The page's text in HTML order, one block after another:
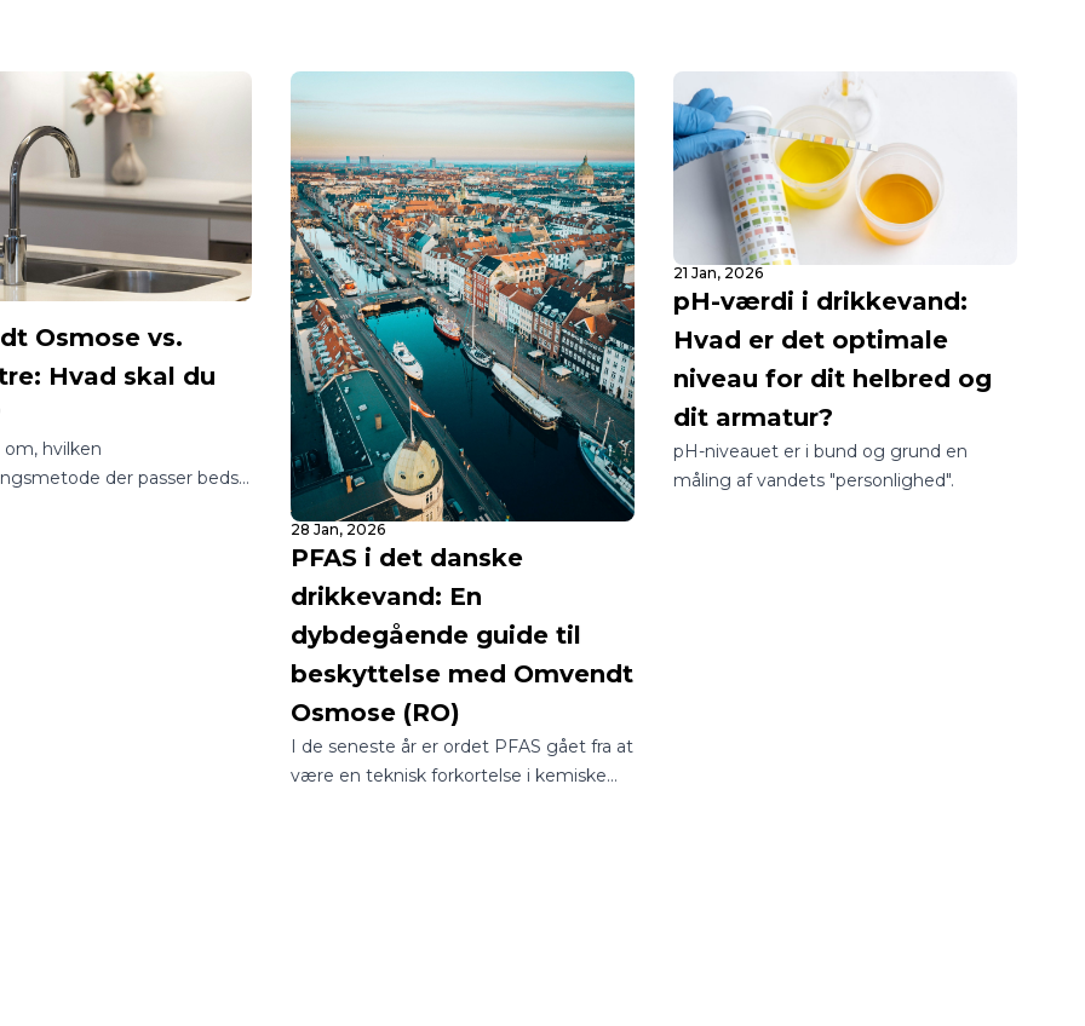
Osmose vs.
Hvad skal du
om, hvilken
der passer bedst
28 Jan, 2026
PFAS i det danske
drikkevand: En
dybdegående guide til
beskyttelse med Omvendt
Osmose (RO)
I de seneste år er ordet PFAS gået fra at
være en teknisk forkortelse i kemiske
21 Jan, 2026
pH-værdi i drikkevand:
Hvad er det optimale
niveau for dit helbred og
dit armatur?
pH-niveauet er i bund og grund en
måling af vandets "personlighed".